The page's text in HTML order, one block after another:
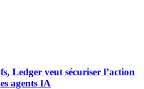
Ledger veut sécuriser l’action
agents IA